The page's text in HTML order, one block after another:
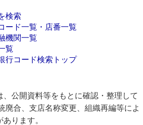
検索
ード一覧・店番一覧
機関一覧
覧
行コード検索トップ
公開資料等をもとに確認・整理して
廃合、支店名称変更、組織再編等によ
ります。